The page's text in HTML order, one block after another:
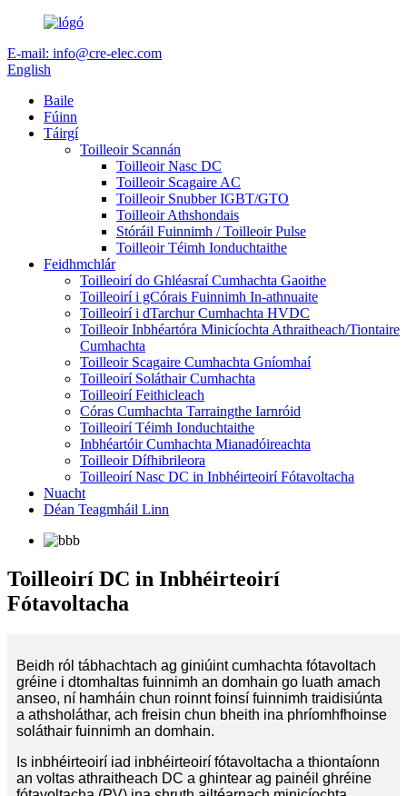
E-mail: info@cre-elec.com
English
Baile
Fúinn
Táirgí
Toilleoir Scannán
Toilleoir Nasc DC
Toilleoir Scagaire AC
Toilleoir Snubber IGBT/GTO
Toilleoir Athshondais
Stóráil Fuinnimh / Toilleoir Pulse
Toilleoir Téimh Ionduchtaithe
Feidhmchlár
Toilleoirí do Ghléasraí Cumhachta Gaoithe
Toilleoirí i gCórais Fuinnimh In-athnuaite
Toilleoirí i dTarchur Cumhachta HVDC
Toilleoir Inbhéartóra Minicíochta Athraitheach/Tiontaire
Cumhachta
Toilleoir Scagaire Cumhachta Gníomhaí
Toilleoirí Soláthair Cumhachta
Toilleoirí Feithicleach
Córas Cumhachta Tarraingthe Iarnróid
Toilleoirí Téimh Ionduchtaithe
Inbhéartóir Cumhachta Mianadóireachta
Toilleoir Dífhibrileora
Toilleoirí Nasc DC in Inbhéirteoirí Fótavoltacha
Nuacht
Déan Teagmháil Linn
Toilleoirí DC in Inbhéirteoirí
Fótavoltacha
Beidh ról tábhachtach ag giniúint cumhachta fótavoltach
gréine i dtomhaltas fuinnimh an domhain go luath amach
anseo, ní hamháin chun roinnt foinsí fuinnimh traidisiúnta
a athsholáthar, ach freisin chun bheith ina phríomhfhoinse
soláthair fuinnimh an domhain.
Is inbhéirteoirí iad inbhéirteoirí fótavoltacha a thiontaíonn
an voltas athraitheach DC a ghintear ag painéil ghréine